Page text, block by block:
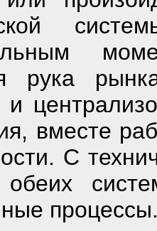
рука
и
вместе
С
обеих